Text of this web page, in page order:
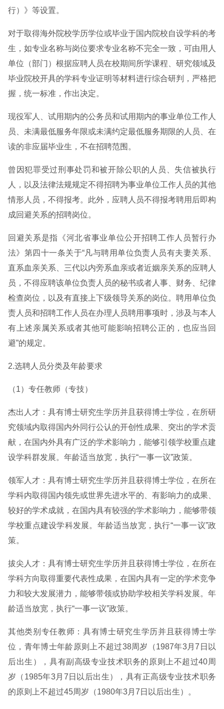
行）》等设置。
对于取得海外院校学历学位或毕业于国内院校自设学科的考
生，如专业名称与岗位要求专业名称不完全一致，可由用人
单位（部门）根据应聘人员在校期间所学课程、研究领域及
毕业院校开具的学科专业证明等材料进行综合研判，严格把
握，统一标准，作出决定。
现役军人、试用期内的公务员和试用期内的事业单位工作人
员、未满最低服务年限或未满约定最低服务期限的人员、在
读的非应届毕业生，不在招聘范围。
曾因犯罪受过刑事处罚和被开除公职的人员、失信被执行
人，以及法律法规规定不得招聘为事业单位工作人员的其他
情形人员，不得报考。此外，应聘人员不得报考聘用后即构
成回避关系的招聘岗位。
回避关系是指《河北省事业单位公开招聘工作人员暂行办
法》第四十一条关于“凡与聘用单位负责人员有夫妻关系、
直系血亲关系、三代以内旁系血亲或者近姻亲关系的应聘人
员，不得应聘该单位负责人员的秘书或者人事、财务、纪律
检查岗位，以及有直接上下级领导关系的岗位。聘用单位负
责人员和招聘工作人员在办理人员聘用事项时，涉及与本人
有上述亲属关系或者其他可能影响招聘公正的，也应当回
避”的规定。
2.选聘人员分类及年龄要求
（1）专任教师（专技）
杰出人才：具有博士研究生学历并且获得博士学位，在所研
究领域内取得国内外同行公认的开创性成果、突出的学术贡
献，在国内外具有广泛的学术影响力，能够引领学校重点建
设学科群发展。年龄适当放宽，执行“一事一议”政策。
领军人才：具有博士研究生学历并且获得博士学位，在所在
学科内取得国内领先或世界先进水平的、有影响力的成果、
较好的学术成就，在国内具有较强的学术影响力，能够带领
学校重点建设学科发展。年龄适当放宽，执行“一事一议”政
策。
拔尖人才：具有博士研究生学历并且获得博士学位，在所在
学科方向取得重要代表性成果，在国内具有一定的学术竞争
力和较大发展潜力，能够带领或协助学校相关学科发展。年
龄适当放宽，执行“一事一议”政策。
其他类别专任教师：具有博士研究生学历并且获得博士学
位，青年博士年龄原则上不超过38周岁（1987年3月7日以
后出生），具有副高级专业技术职务的原则上不超过40周
岁（1985年3月7日以后出生），具有正高级专业技术职务
的原则上不超过45周岁（1980年3月7日以后出生）。